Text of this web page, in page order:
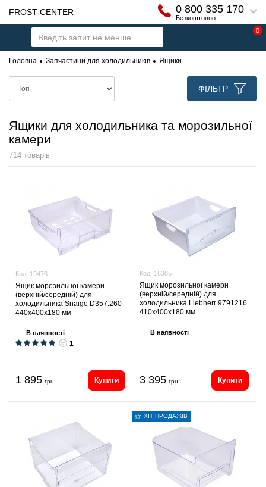
FROST-CENTER 0 800 335 170
Безкоштовно
0
Головна Запчастини для холодильників Ящики
ФІЛЬТР
Ящики для холодильника та морозильної
камери
714 товарів
Код: 19476
Ящик морозильної камери
(верхній/середній) для
холодильника Snaige D357.260
440х400х180 мм
В наявності
1
1 895 грн Купити
Код: 16385
Ящик морозильної камери
(верхній/середній) для
холодильника Liebherr 9791216
410х400х180 мм
В наявності
3 395 грн Купити
ХІТ ПРОДАЖІВ